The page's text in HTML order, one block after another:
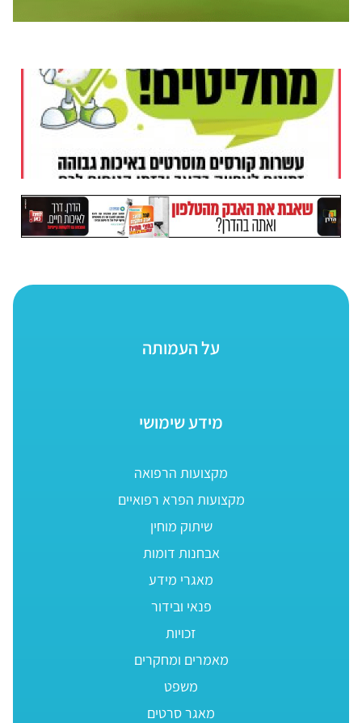
על העמותה
מידע שימושי
מקצועות הרפואה
מקצועות הפרא רפואיים
שיתוק מוחין
אבחנות דומות
מאגרי מידע
פנאי ובידור
זכויות
מאמרים ומחקרים
משפט
מאגר סרטים